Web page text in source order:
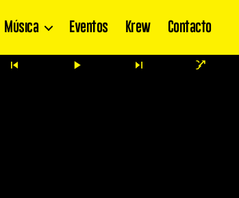
Música Eventos Krew Contacto